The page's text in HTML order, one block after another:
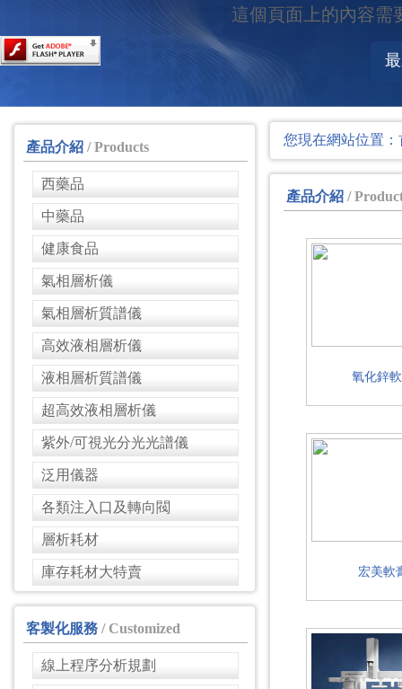
這個頁面上的內容需
產品介紹 / Products
西藥品
中藥品
健康食品
氣相層析儀
氣相層析質譜儀
高效液相層析儀
液相層析質譜儀
超高效液相層析儀
紫外/可視光分光光譜儀
泛用儀器
各類注入口及轉向閥
層析耗材
庫存耗材大特賣
客製化服務 / Customized
線上程序分析規劃
您現在網站位置：
產品介紹 /
氧化鋅
宏美軟